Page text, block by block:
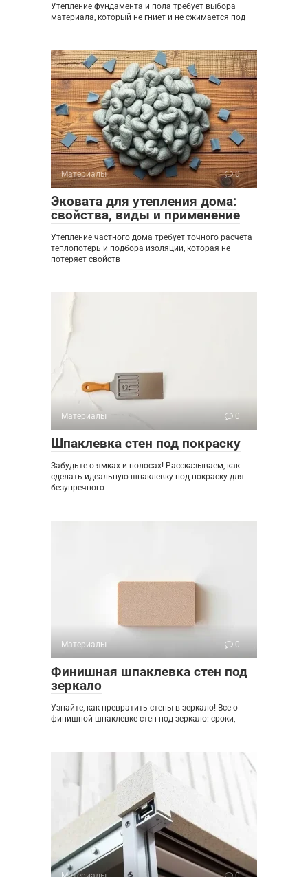
Утепление фундамента и пола требует выбора
материала, который не гниет и не сжимается под
Материалы 0
Эковата для утепления дома:
свойства, виды и применение
Утепление частного дома требует точного расчета
теплопотерь и подбора изоляции, которая не
потеряет свойств
Материалы 0
Шпаклевка стен под покраску
Забудьте о ямках и полосах! Рассказываем, как
сделать идеальную шпаклевку под покраску для
безупречного
Материалы 0
Финишная шпаклевка стен под
зеркало
Узнайте, как превратить стены в зеркало! Все о
финишной шпаклевке стен под зеркало: сроки,